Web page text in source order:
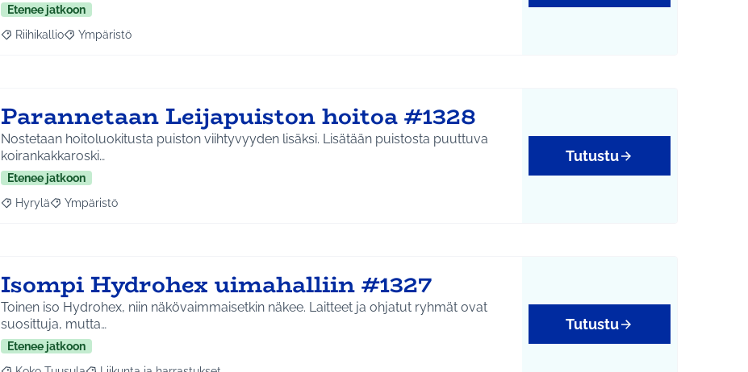
Etenee jatkoon
Rajaa tulokset aihepiirin mukaan: Riihikallio
Riihikallio Rajaa tulokset teeman mukaan: Ympäristö
Ympäristö
Parannetaan Leijapuiston hoitoa #1328
Nostetaan hoitoluokitusta puiston viihtyvyyden lisäksi. Lisätään puistosta puuttuva
koirankakkaroski…
Etenee jatkoon
Rajaa tulokset aihepiirin mukaan: Hyrylä
Hyrylä Rajaa tulokset teeman mukaan: Ympäristö
Ympäristö
Tutustu
Isompi Hydrohex uimahalliin #1327
Toinen iso Hydrohex, niin näkövaimmaisetkin näkee. Laitteet ja ohjatut ryhmät ovat
suosittuja, mutta…
Etenee jatkoon
Tutustu